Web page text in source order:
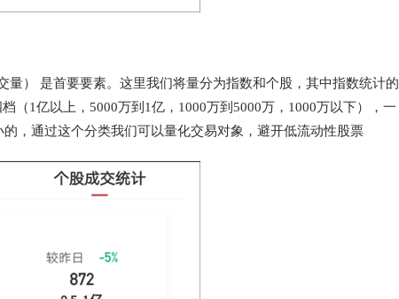
） 是首要要素。这里我们将量分为指数和个股，其中指数统计的
（1亿以上，5000万到1亿，1000万到5000万，1000万以下），一
，通过这个分类我们可以量化交易对象，避开低流动性股票